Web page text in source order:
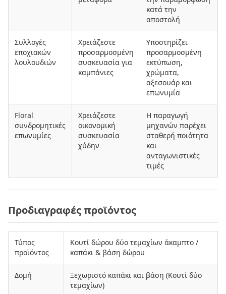
κατά την
αποστολή
Συλλογές
εποχιακών
λουλουδιών
Χρειάζεστε
προσαρμοσμένη
συσκευασία για
καμπάνιες
Υποστηρίζει
προσαρμοσμένη
εκτύπωση,
χρώματα,
αξεσουάρ και
επωνυμία
Floral
συνδρομητικές
επωνυμίες
Χρειάζεστε
οικονομική
συσκευασία
χύδην
Η παραγωγή
μηχανών παρέχει
σταθερή ποιότητα
και
ανταγωνιστικές
τιμές
Προδιαγραφές προϊόντος
Τύπος
προϊόντος
Κουτί δώρου δύο τεμαχίων άκαμπτο /
καπάκι & βάση δώρου
Δομή
Ξεχωριστό καπάκι και βάση (Κουτί δύο
τεμαχίων)